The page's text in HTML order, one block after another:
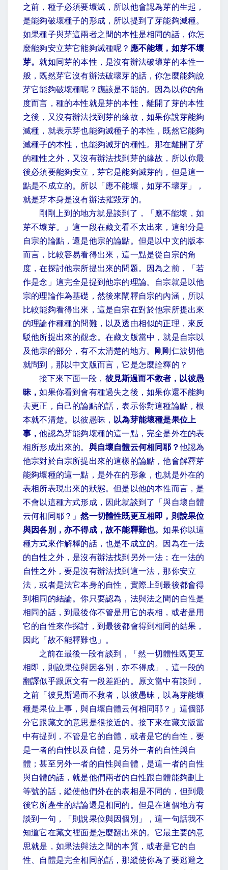
之前，種子必須要壞滅，所以他會認為芽的生起，
是能夠破壞種子的形成，所以提到了芽能夠滅種。
如果種子與芽這兩者之間的本性是相同的話，你怎
麼能夠安立芽它能夠滅種呢？ 應不能壞，如芽不壞
芽。 就如同芽的本性，是沒有辦法破壞芽的本性一
般，既然芽它沒有辦法破壞芽的話，你怎麼能夠說
芽它能夠破壞種呢？應該是不能的。因為以你的角
度而言，種的本性就是芽的本性，離開了芽的本性
之後，又沒有辦法找到芽的緣故，如果你說芽能夠
滅種，就表示芽也能夠滅種子的本性，既然它能夠
滅種子的本性，也能夠滅芽的種性。那在離開了芽
的種性之外，又沒有辦法找到芽的緣故，所以你最
後必須要能夠安立，芽它是能夠滅芽的，但是這一
點是不成立的。所以「應不能壞，如芽不壞芽」，
就是芽本身是沒有辦法摧毀芽的。
剛剛上到的地方就是談到了，「應不能壞，如
芽不壞芽。」這一段在藏文看不太出來，這部分是
自宗的論點，還是他宗的論點。但是以中文的版本
而言，比較容易看得出來，這一點是從自宗的角
度，在探討他宗所提出來的問題。因為之前，「若
作是念」這完全是提到他宗的理論。自宗就是以他
宗的理論作為基礎，然後來闡釋自宗的內涵，所以
比較能夠看得出來，這是自宗在對於他宗所提出來
的理論作種種的問難，以及透由相似的正理，來反
駁他所提出來的觀念。在藏文版當中，就是自宗以
及他宗的部分，有不太清楚的地方。剛剛仁波切他
就問到，那以中文版而言，它是怎麼詮釋的？
接下來下面一段， 彼見斯過而不救者，以彼愚
昧，如果你看到會有種過失之後，如果你還不能夠
去更正，自己的論點的話，表示你對這種論點，根
本就不清楚。以彼愚昧， 以為芽能壞種是果位上
事，他認為芽能夠壞種的這一點，完全是外在的表
相所形成出來的。 與自壞自體云何相同耶？他認為
他宗對於自宗所提出來的這樣的論點，他會解釋芽
能夠壞種的這一點，是外在的形象，也就是外在的
表相所表現出來的狀態。但是以他的本性而言，是
不會以這種方式形成，因此就談到了「與自壞自體
云何相同耶？」然一切體性既更互相即，則說果位
與因各別，亦不得成，故不能釋難也。如果你以這
種方式來作解釋的話，也是不成立的。因為在一法
的自性之外，是沒有辦法找到另外一法；在一法的
自性之外，要是沒有辦法找到這一法，那你安立
法，或者是法它本身的自性，實際上到最後都會得
到相同的結論。你只要認為，法與法之間的自性是
相同的話，到最後你不管是用它的表相，或者是用
它的自性來作探討，到最後都會得到相同的結果，
因此「故不能釋難也」。
之前在最後一段有談到，「然一切體性既更互
相即，則說果位與因各別，亦不得成」，這一段的
翻譯似乎跟原文有一段差距的。原文當中有談到，
之前「彼見斯過而不救者，以彼愚昧，以為芽能壞
種是果位上事，與自壞自體云何相同耶？」這個部
分它跟藏文的意思是很接近的。接下來在藏文版當
中有提到，不管是它的自體，或者是它的自性，要
是一者的自性以及自體，是另外一者的自性與自
體；甚至另外一者的自性與自體，是這一者的自性
與自體的話，就是他們兩者的自性跟自體能夠劃上
等號的話，縱使他們外在的表相是不同的，但到最
後它所產生的結論還是相同的。但是在這個地方有
談到一句，「則說果位與因個別」，這一句話我不
知道它在藏文裡面是怎麼翻出來的。它最主要的意
思就是，如果法與法之間的本質，或者是它的自
性、自體是完全相同的話，那縱使你為了要逃避之